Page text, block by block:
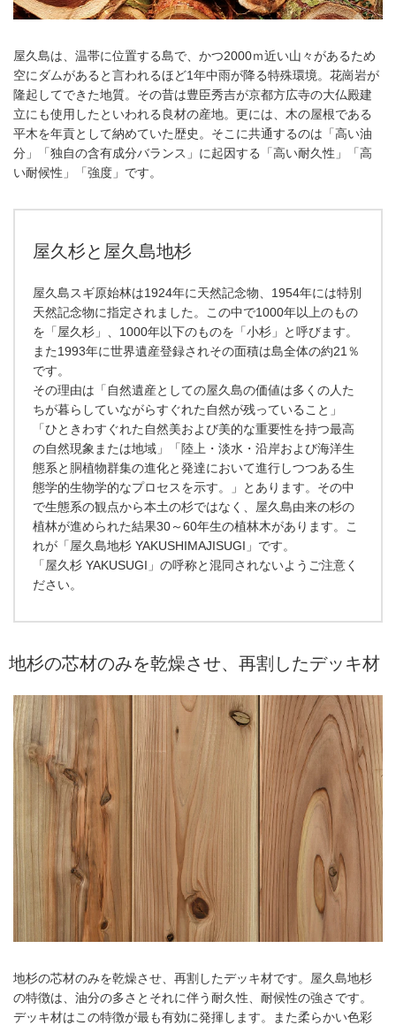
屋久島は、温帯に位置する島で、かつ2000ｍ近い山々があるため
空にダムがあると言われるほど1年中雨が降る特殊環境。花崗岩が
隆起してできた地質。その昔は豊臣秀吉が京都方広寺の大仏殿建
立にも使用したといわれる良材の産地。更には、木の屋根である
平木を年貢として納めていた歴史。そこに共通するのは「高い油
分」「独自の含有成分バランス」に起因する「高い耐久性」「高
い耐候性」「強度」です。
屋久杉と屋久島地杉
屋久島スギ原始林は1924年に天然記念物、1954年には特別
天然記念物に指定されました。この中で1000年以上のもの
を「屋久杉」、1000年以下のものを「小杉」と呼びます。
また1993年に世界遺産登録されその面積は島全体の約21％
です。
その理由は「自然遺産としての屋久島の価値は多くの人た
ちが暮らしていながらすぐれた自然が残っていること」
「ひときわすぐれた自然美および美的な重要性を持つ最高
の自然現象または地域」「陸上・淡水・沿岸および海洋生
態系と胴植物群集の進化と発達において進行しつつある生
態学的生物学的なプロセスを示す。」とあります。その中
で生態系の観点から本土の杉ではなく、屋久島由来の杉の
植林が進められた結果30～60年生の植林木があります。こ
れが「屋久島地杉 YAKUSHIMAJISUGI」です。
「屋久杉 YAKUSUGI」の呼称と混同されないようご注意く
ださい。
地杉の芯材のみを乾燥させ、再割したデッキ材
地杉の芯材のみを乾燥させ、再割したデッキ材です。屋久島地杉
の特徴は、油分の多さとそれに伴う耐久性、耐候性の強さです。
デッキ材はこの特徴が最も有効に発揮します。また柔らかい色彩